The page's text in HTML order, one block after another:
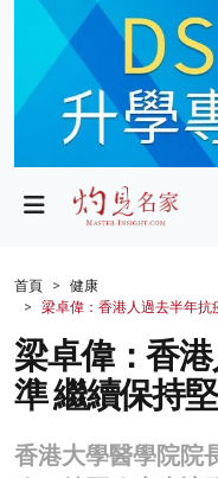
政局
財經
生活
健康
科技
首頁
健康
梁卓偉：香港人過去半年抗
梁卓偉：香
準 繼續保持
香港大學醫學院院